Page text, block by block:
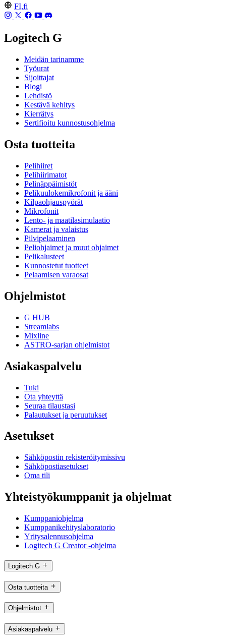
FI,fi
Logitech G
Meidän tarinamme
Työurat
Sijoittajat
Blogi
Lehdistö
Kestävä kehitys
Kierrätys
Sertifioitu kunnostusohjelma
Osta tuotteita
Pelihiiret
Pelihiirimatot
Pelinäppäimistöt
Pelikuulokemikrofonit ja ääni
Kilpaohjauspyörät
Mikrofonit
Lento- ja maatilasimulaatio
Kamerat ja valaistus
Pilvipelaaminen
Peliohjaimet ja muut ohjaimet
Pelikalusteet
Kunnostetut tuotteet
Pelaamisen varaosat
Ohjelmistot
G HUB
Streamlabs
Mixline
ASTRO-sarjan ohjelmistot
Asiakaspalvelu
Tuki
Ota yhteyttä
Seuraa tilaustasi
Palautukset ja peruutukset
Asetukset
Sähköpostin rekisteröitymissivu
Sähköpostiasetukset
Oma tili
Yhteistyökumppanit ja ohjelmat
Kumppaniohjelma
Kumppanikehityslaboratorio
Yritysalennusohjelma
Logitech G Creator -ohjelma
Logitech G
Osta tuotteita
Ohjelmistot
Asiakaspalvelu